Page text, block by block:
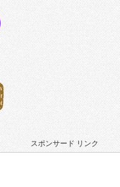
スポンサード リンク